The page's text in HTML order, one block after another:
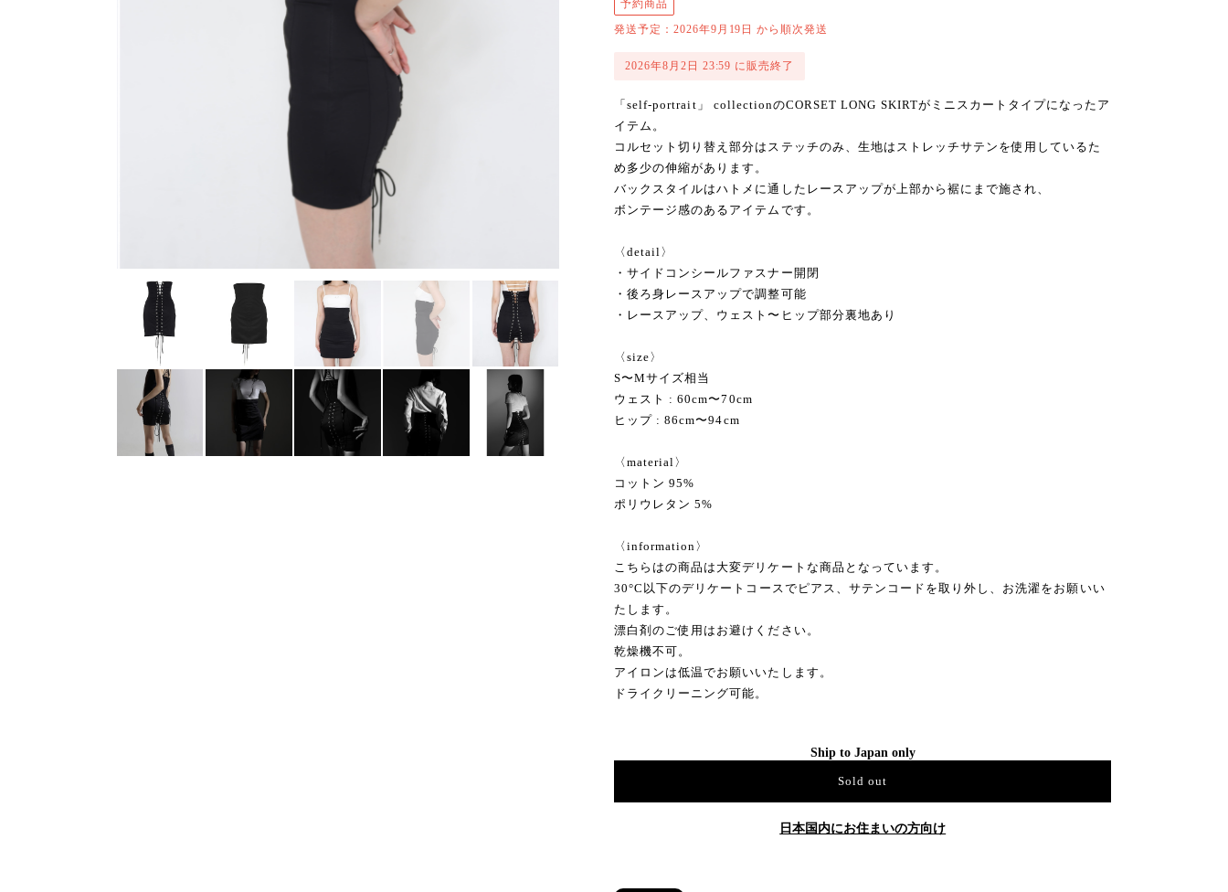
予約商品
発送予定：2026年9月19日 から順次発送
2026年8月2日 23:59 に販売終了
「self-portrait」 collectionのCORSET LONG SKIRTがミニスカートタイプになったア
イテム。
コルセット切り替え部分はステッチのみ、生地はストレッチサテンを使用しているた
め多少の伸縮があります。
バックスタイルはハトメに通したレースアップが上部から裾にまで施され、
ボンテージ感のあるアイテムです。
〈detail〉
・サイドコンシールファスナー開閉
・後ろ身レースアップで調整可能
・レースアップ、ウェスト〜ヒップ部分裏地あり
〈size〉
S〜Mサイズ相当
ウェスト : 60cm〜70cm
ヒップ : 86cm〜94cm
〈material〉
コットン 95%
ポリウレタン 5%
〈information〉
こちらはの商品は大変デリケートな商品となっています。
30°C以下のデリケートコースでピアス、サテンコードを取り外し、お洗濯をお願いい
たします。
漂白剤のご使用はお避けください。
乾燥機不可。
アイロンは低温でお願いいたします。
ドライクリーニング可能。
Ship to Japan only
Sold out
日本国内にお住まいの方向け